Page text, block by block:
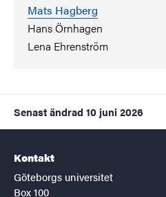
Mats Hagberg
Hans Örnhagen
Lena Ehrenström
Senast ändrad 10 juni 2026
Kontakt
Göteborgs universitet
Box 100